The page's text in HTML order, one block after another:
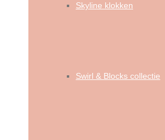
Skyline klokken
Swirl & Blocks collectie